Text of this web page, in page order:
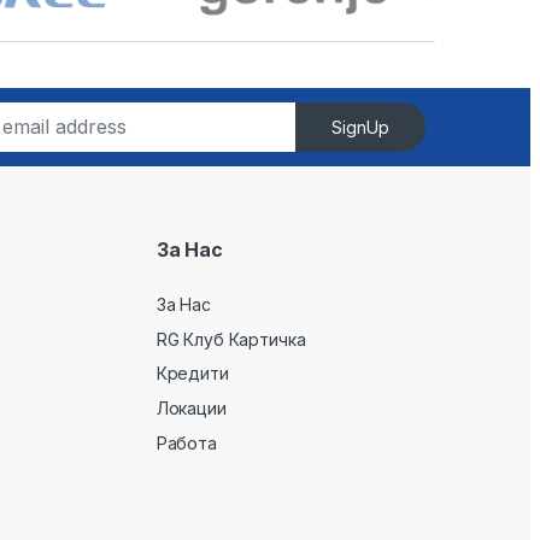
SignUp
За Нас
За Нас
RG Клуб Картичка
Кредити
Локации
Работа